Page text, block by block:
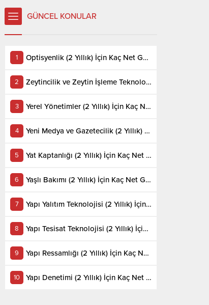
GÜNCEL KONULAR
Optisyenlik (2 Yıllık) İçin Kaç Net Gerekir 2022
Zeytincilik ve Zeytin İşleme Teknolojisi (2 Yıllık) İçin Kaç Net Gerekir 2022
Yerel Yönetimler (2 Yıllık) İçin Kaç Net Gerekir 2022
Yeni Medya ve Gazetecilik (2 Yıllık) İçin Kaç Net Gerekir 2022
Yat Kaptanlığı (2 Yıllık) İçin Kaç Net Gerekir 2022
Yaşlı Bakımı (2 Yıllık) İçin Kaç Net Gerekir 2022
Yapı Yalıtım Teknolojisi (2 Yıllık) İçin Kaç Net Gerekir 2022
Yapı Tesisat Teknolojisi (2 Yıllık) İçin Kaç Net Gerekir 2022
Yapı Ressamlığı (2 Yıllık) İçin Kaç Net Gerekir 2022
Yapı Denetimi (2 Yıllık) İçin Kaç Net Gerekir 2022